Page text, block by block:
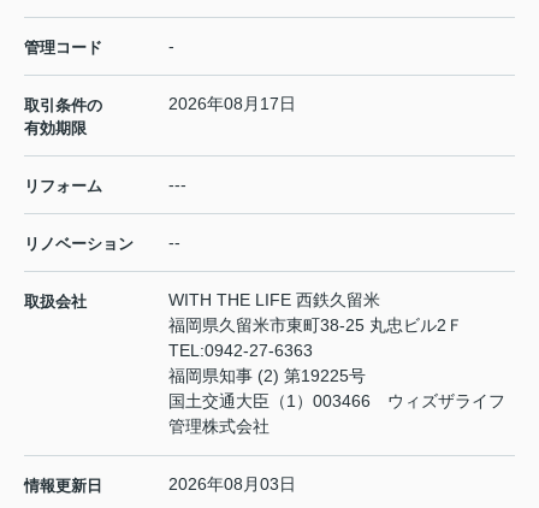
管理コード -
取引条件の
有効期限
2026年08月17日
リフォーム ---
リノベーション --
取扱会社
WITH THE LIFE 西鉄久留米
福岡県久留米市東町38-25 丸忠ビル2Ｆ
TEL:0942-27-6363
福岡県知事 (2) 第19225号
国土交通大臣（1）003466 ウィズザライフ
管理株式会社
情報更新日 2026年08月03日